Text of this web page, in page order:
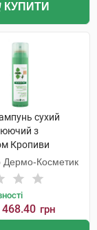
КУПИТИ
сухий
з
Кропиви
150 мл 1
Косметик
468.40 грн